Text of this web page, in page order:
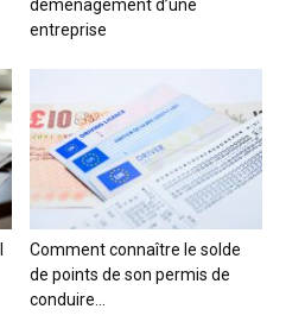
déménagement d’une
entreprise
Comment connaître le solde
de points de son permis de
conduire...